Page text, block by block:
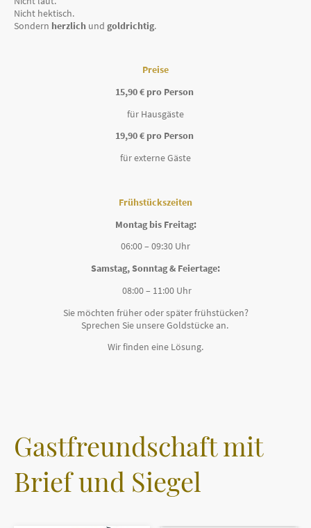
Nicht hektisch.
Sondern herzlich und goldrichtig.
Preise
15,90 € pro Person
für Hausgäste
19,90 € pro Person
für externe Gäste
Frühstückszeiten
Montag bis Freitag:
06:00 – 09:30 Uhr
Samstag, Sonntag & Feiertage:
08:00 – 11:00 Uhr
Sie möchten früher oder später frühstücken?
Sprechen Sie unsere Goldstücke an.
Wir finden eine Lösung.
Gastfreundschaft mit
Brief und Siegel